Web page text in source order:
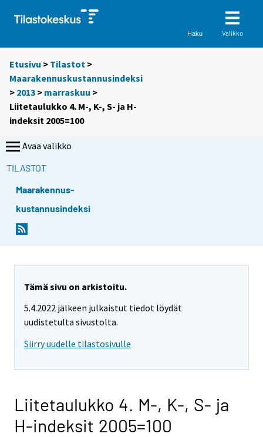
Haku Valikko
Etusivu > Tilastot >
Maarakennuskustannusindeksi
> 2013 > marraskuu >
Liitetaulukko 4. M-, K-, S- ja H-
indeksit 2005=100
Avaa valikko
TILASTOT
Maarakennus-
kustannusindeksi
Tämä sivu on arkistoitu.
5.4.2022 jälkeen julkaistut tiedot löydät
uudistetulta sivustolta.
Siirry uudelle tilastosivulle
Liitetaulukko 4. M-, K-, S- ja
H-indeksit 2005=100